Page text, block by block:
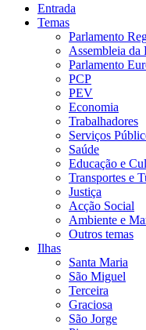
Entrada
Temas
Parlamento
Assembleia da
Parlamento
PCP
PEV
Economia
Trabalhadores
Serviços
Saúde
Educação e
Transportes e
Justiça
Acção Social
Ambiente e
Outros temas
Ilhas
Santa Maria
São Miguel
Terceira
Graciosa
São Jorge